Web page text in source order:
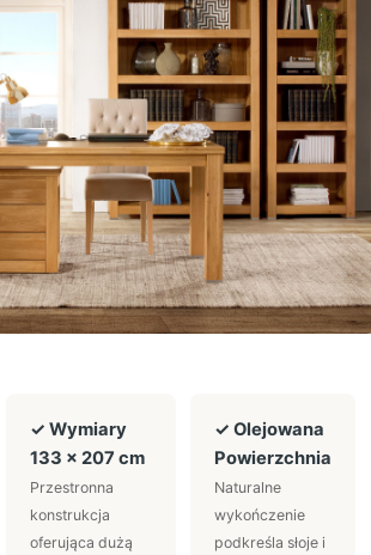
✓ Wymiary
133 × 207 cm
Przestronna
konstrukcja
oferująca dużą
✓ Olejowana
Powierzchnia
Naturalne
wykończenie
podkreśla słoje i